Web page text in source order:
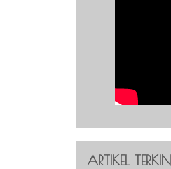
ARTIKEL TERKINI